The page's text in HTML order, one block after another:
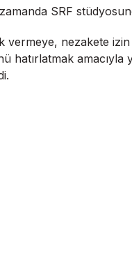
SRF
vermeye, nezakete
hatırlatmak amacıyla